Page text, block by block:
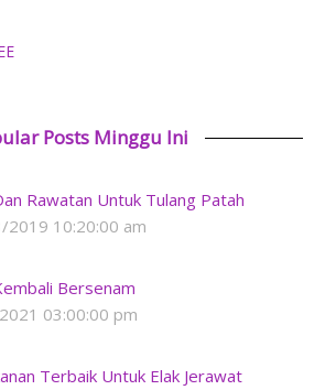
Posts Minggu Ini
Rawatan Untuk Tulang Patah
2019 10:20:00 am
Bersenam
03:00:00 pm
Terbaik Untuk Elak Jerawat